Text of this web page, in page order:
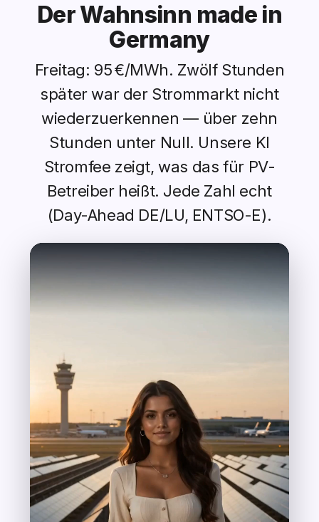
Der Wahnsinn made in
Germany
Freitag: 95 €/MWh. Zwölf Stunden
später war der Strommarkt nicht
wiederzuerkennen — über zehn
Stunden unter Null. Unsere KI
Stromfee zeigt, was das für PV-
Betreiber heißt. Jede Zahl echt
(Day-Ahead DE/LU, ENTSO-E).